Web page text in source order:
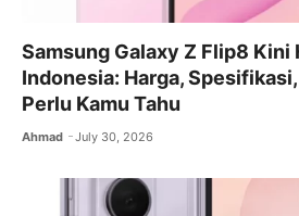
Samsung Galaxy Z Flip8 Kini
Indonesia: Harga,
Perlu Kamu Tahu
Ahmad July 30, 2026